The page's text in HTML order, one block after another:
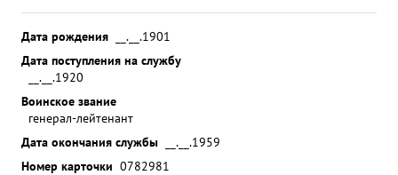
Дата рождения
__.__.1901
Дата поступления на службу
__.__.1920
Воинское звание
генерал-лейтенант
Дата окончания службы
__.__.1959
Номер карточки 0782981